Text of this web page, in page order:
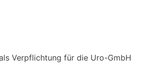
Verpflichtung für die Uro-GmbH